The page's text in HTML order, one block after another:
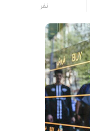
نفر